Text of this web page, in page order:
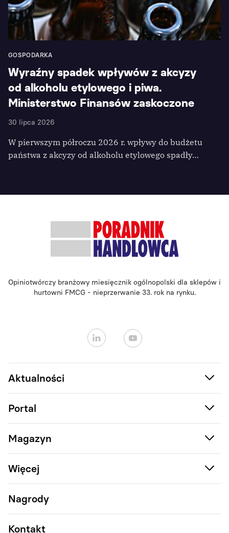
GOSPODARKA
Wyraźny spadek wpływów z akcyzy
od alkoholu etylowego i piwa.
Ministerstwo Finansów zaskoczone
30 lipca 2026
W pierwszym półroczu 2026 r. wpływy do budżetu
państwa z akcyzy od alkoholu etylowego spadły…
Opiniotwórczy branżowy miesięcznik ogólnopolski dla sklepów i
hurtowni FMCG - nieprzerwanie 33. rok na rynku.
Aktualności
Portal
Magazyn
Więcej
Nagrody
Kontakt